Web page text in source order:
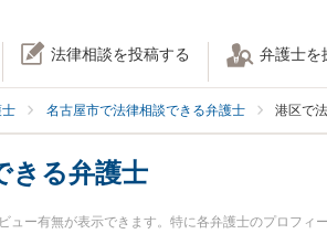
法律相談を投稿する 弁護士を
名古屋市で法律相談できる弁護士 港区で
きる弁護士
ュー有無が表示できます。特に各弁護士のプロフ